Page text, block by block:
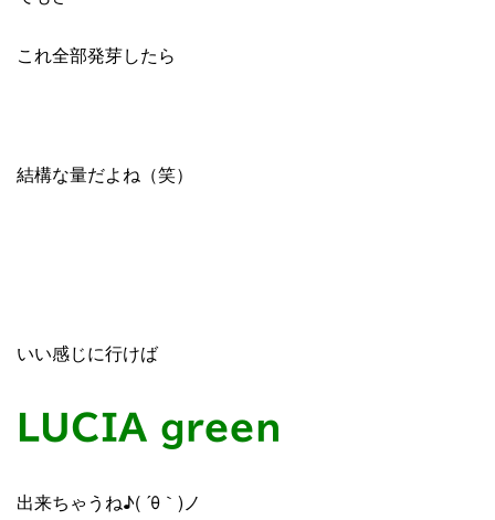
これ全部発芽したら
結構な量だよね（笑）
いい感じに行けば
LUCIA green
出来ちゃうね♪( ´θ｀)ノ